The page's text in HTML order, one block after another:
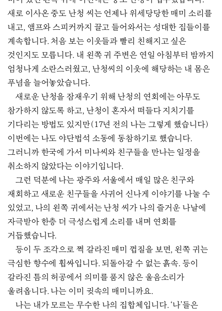
새로 이사온 중도 난청 씨는 언제나 위세당당한 매미 소리를
내고, 앰프와 스피커까지 끌고 들어와서는 성대한 집들이를
계속합니다. 처음 보는 이웃들과 빨리 친해지고 싶은
것인지도 모릅니다. 내 왼쪽 귀 주변은 연일 아침부터 밤까지
엄청나게 소란스러웠고, 난청씨의 이웃에 해당하는 내 몸은
푸념을 늘어놓았습니다.
새로운 난청을 잠재우기 위해 난청의 연회에는 아무도
참가하지 않도록 하고, 난청이 혼자서 떠들다 지치기를
기다리는 방법도 있지만(17년 전의 나는 그렇게 했습니다)
이번에는 나도 야단법석 소동에 동참하기로 했습니다.
그러니까 한국에 가서 미나씨와 친구들을 만나는 일정을
취소하지 않았다는 이야기입니다.
그런 덕분에 나는 광주와 서울에서 매일 많은 친구와
재회하고 새로운 친구들을 사귀어 신나게 이야기를 나눌 수
있었고, 나의 왼쪽 귀에서는 난청 씨가 나의 즐거운 나날에
자극받아 한층 더 극성스럽게 소리를 내며 연회를
거듭했습니다.
등이 두 조각으로 쩍 갈라진 매미 껍질을 보면, 왼쪽 귀는
극심한 향수에 휩싸입니다. 되돌아갈 수 없는 흙속. 등이
갈라진 틈의 허공에서 의미를 품지 않은 울음소리가
울려옵니다. 나는 이미 귓속의 매미니까요.
나는 내가 모르는 무수한 나의 집합체입니다. ‘나’들은